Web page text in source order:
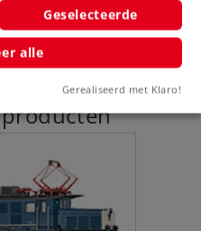
Geselecteerde
alle
Gerealiseerd met Klaro!